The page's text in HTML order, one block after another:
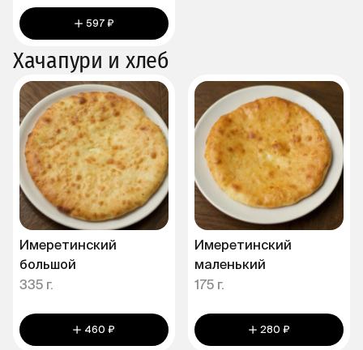
597 ₽
Хачапури и хлеб
Имеретинский
большой
335 г.
460 ₽
Имеретинский
маленький
175 г.
280 ₽